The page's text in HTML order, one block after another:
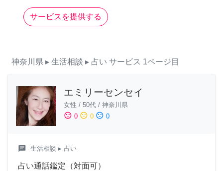
サービスを提供する
神奈川県 ▸ 生活相談 ▸ 占い サービス 1ページ目
エミリーセンセイ
女性 / 50代 / 神奈川県
sentiment_satisfied 0 sentiment_neutral 0 sentiment_dissatisfied 0
chat 生活相談 ▸ 占い
占い通話鑑定（対面可）